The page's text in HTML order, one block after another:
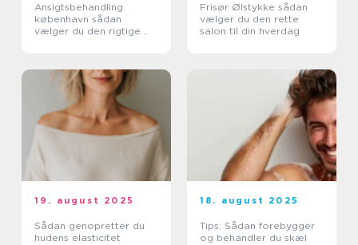
Ansigtsbehandling
københavn sådan
vælger du den rigtige
Frisør Ølstykke sådan
vælger du den rette
salon til din hverdag
19. august 2025
Sådan genopretter du
hudens elasticitet
18. august 2025
Tips: Sådan forebygger
og behandler du skæl